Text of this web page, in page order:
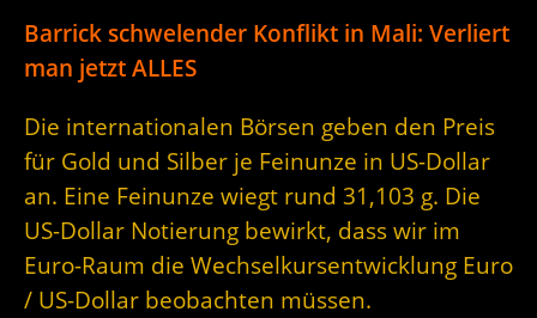
Barrick schwelender Konflikt in Mali: Verliert
man jetzt ALLES
Die internationalen Börsen geben den Preis
für Gold und Silber je Feinunze in US-Dollar
an. Eine Feinunze wiegt rund 31,103 g. Die
US-Dollar Notierung bewirkt, dass wir im
Euro-Raum die Wechselkursentwicklung Euro
/ US-Dollar beobachten müssen.